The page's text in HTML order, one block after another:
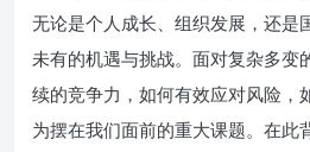
无论是个人成长、组织发展，还是
未有的机遇与挑战。面对复杂多变
续的竞争力，如何有效应对风险，
为摆在我们面前的重大课题。在此